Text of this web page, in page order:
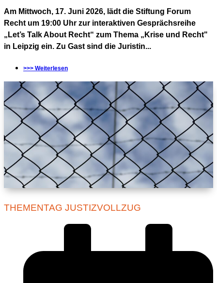
Am Mittwoch, 17. Juni 2026, lädt die Stiftung Forum
Recht um 19:00 Uhr zur interaktiven Gesprächsreihe
„Let’s Talk About Recht“ zum Thema „Krise und Recht"
in Leipzig ein. Zu Gast sind die Juristin...
>>> Weiterlesen
THEMENTAG JUSTIZVOLLZUG